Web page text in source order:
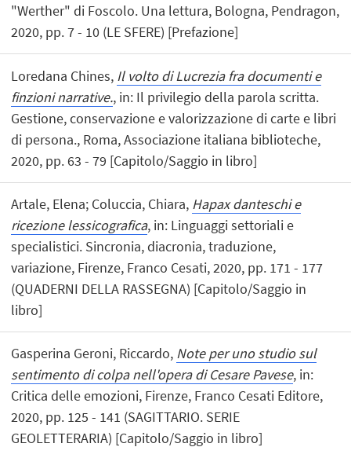
"Werther" di Foscolo. Una lettura, Bologna, Pendragon,
2020, pp. 7 - 10 (LE SFERE) [Prefazione]
Loredana Chines, Il volto di Lucrezia fra documenti e
finzioni narrative., in: Il privilegio della parola scritta.
Gestione, conservazione e valorizzazione di carte e libri
di persona., Roma, Associazione italiana biblioteche,
2020, pp. 63 - 79 [Capitolo/Saggio in libro]
Artale, Elena; Coluccia, Chiara, Hapax danteschi e
ricezione lessicografica, in: Linguaggi settoriali e
specialistici. Sincronia, diacronia, traduzione,
variazione, Firenze, Franco Cesati, 2020, pp. 171 - 177
(QUADERNI DELLA RASSEGNA) [Capitolo/Saggio in
libro]
Gasperina Geroni, Riccardo, Note per uno studio sul
sentimento di colpa nell'opera di Cesare Pavese, in:
Critica delle emozioni, Firenze, Franco Cesati Editore,
2020, pp. 125 - 141 (SAGITTARIO. SERIE
GEOLETTERARIA) [Capitolo/Saggio in libro]